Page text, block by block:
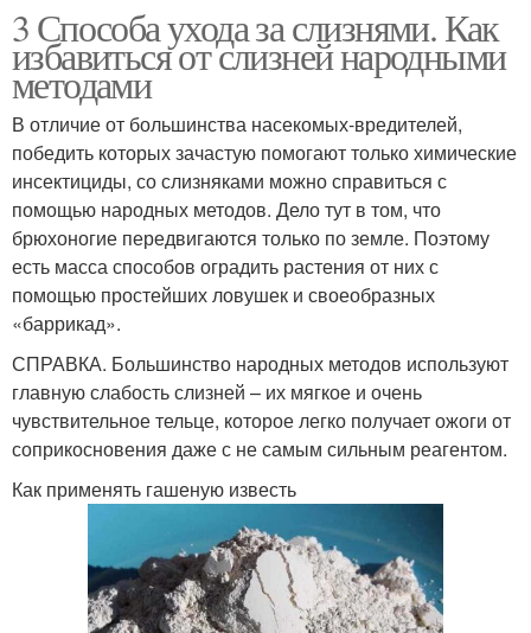
3 Способа ухода за слизнями. Как
избавиться от слизней народными
методами
В отличие от большинства насекомых-вредителей,
победить которых зачастую помогают только химические
инсектициды, со слизняками можно справиться с
помощью народных методов. Дело тут в том, что
брюхоногие передвигаются только по земле. Поэтому
есть масса способов оградить растения от них с
помощью простейших ловушек и своеобразных
«баррикад».
СПРАВКА. Большинство народных методов используют
главную слабость слизней – их мягкое и очень
чувствительное тельце, которое легко получает ожоги от
соприкосновения даже с не самым сильным реагентом.
Как применять гашеную известь